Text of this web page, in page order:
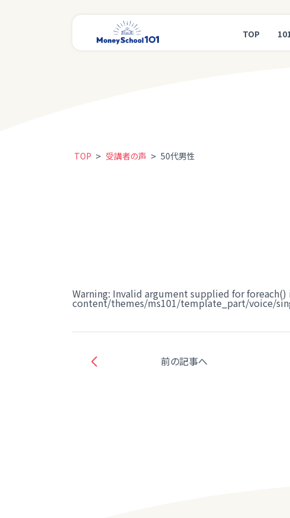
TOP
TOP > 受講者の声 > 50代男性
Warning: Invalid argument supplied for foreach()
content/themes/ms101/template_part/voice/
前の記事へ